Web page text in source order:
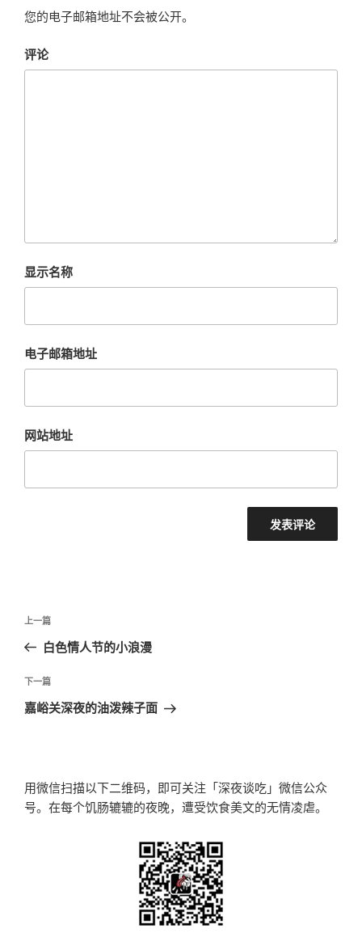
您的电子邮箱地址不会被公开。
评论
显示名称
电子邮箱地址
网站地址
文
导
航
上
一
文
章
上一篇
白色情人节的小浪漫
下
一
下一篇
嘉峪关深夜的油泼辣子面
用微信扫描以下二维码，即可关注「深夜谈吃」微信公众
号。在每个饥肠辘辘的夜晚，遭受饮食美文的无情凌虐。